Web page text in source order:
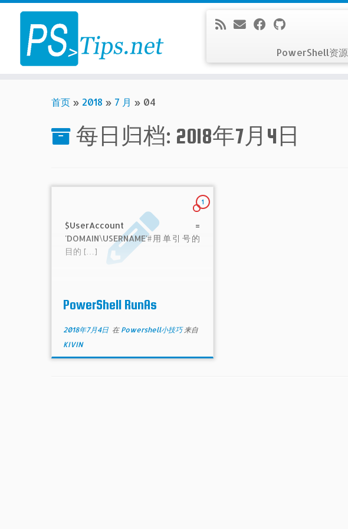
Skip
content
PowerShell资源
首页 » 2018 » 7 月 » 04
每日归档: 2018年7月4日
1
$UserAccount =
'DOMAIN\USERNAME'#用单引号的
目的 […]
PowerShell RunAs
2018年7月4日 在 Powershell小技巧来自
KIVIN